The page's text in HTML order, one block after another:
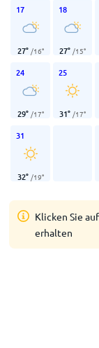
17
27° /16°
18
27° /15°
24
29° /17°
25
31° /17°
31
32° /19°
Klicken Sie
erhalten